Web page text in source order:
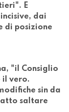
E
dai
di posizione
"il Consiglio
il vero.
sin da
saltare